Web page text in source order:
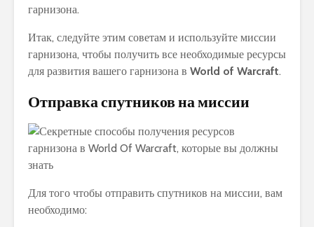
гарнизона.
Итак, следуйте этим советам и используйте миссии
гарнизона, чтобы получить все необходимые ресурсы
для развития вашего гарнизона в World of Warcraft.
Отправка спутников на миссии
Для того чтобы отправить спутников на миссии, вам
необходимо: